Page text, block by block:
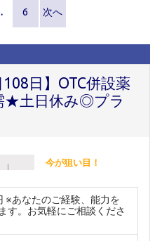
6 次へ
108日】OTC併設薬
★土日休み◎プラ
今が狙い目！
※あなたのご経験、能力を
す。お気軽にご相談くださ